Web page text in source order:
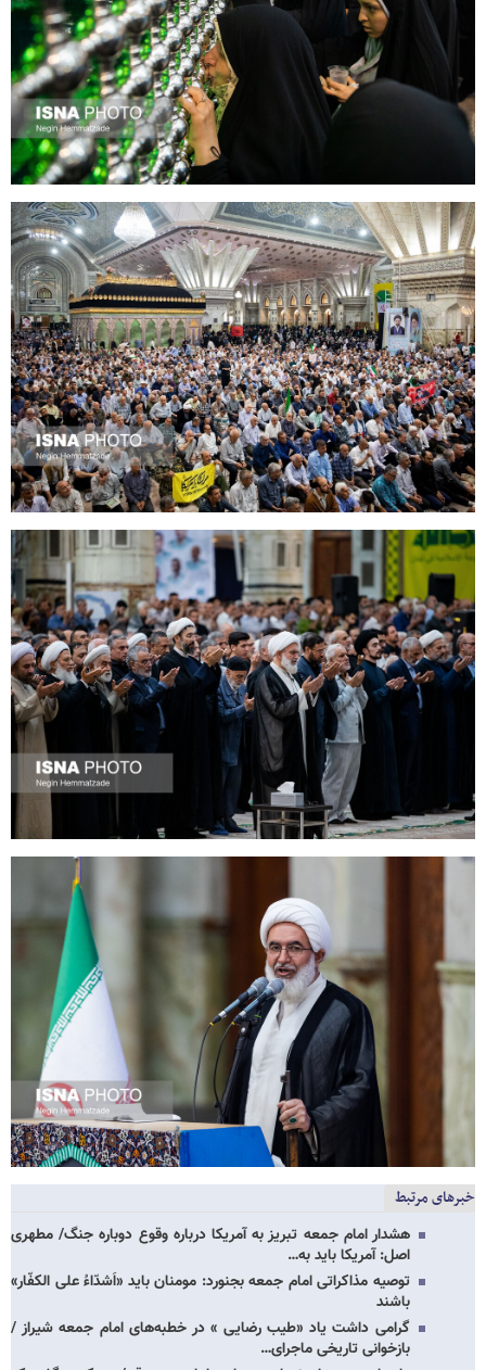
خبرهای مرتبط
هشدار امام جمعه تبریز به آمریکا درباره وقوع دوباره جنگ/ مطهری
اصل: آمریکا باید به…
توصیه مذاکراتی امام جمعه بجنورد: مومنان باید «اَشدّاءُ علی الکفّار»
باشند
گرامی داشت یاد «طیب رضایی » در خطبه‌های امام جمعه شیراز /
بازخوانی تاریخی ماجرای…